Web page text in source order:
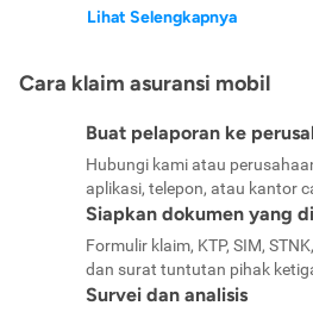
Lihat Selengkapnya
Cara klaim asuransi mobil
Buat pelaporan ke
Hubungi kami atau
aplikasi, telepon, atau kantor
Siapkan dokumen yang
Formulir klaim, KTP, SIM,
dan surat tuntutan pihak
Survei dan analisis